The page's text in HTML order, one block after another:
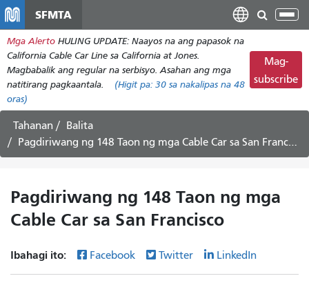
pangunahing
nilalaman
SFMTA
I-
ang
Mga Alerto HULING UPDATE: Naayos na ang papasok na
California Cable Car Line sa California at Jones.
Magbabalik ang regular na serbisyo. Asahan ang mga
natitirang pagkaantala.
(Higit pa: 30 sa nakalipas na 48
oras)
Mag-
subscribe
Tahanan
Balita
Pagdiriwang ng 148 Taon ng mga Cable Car sa San Francisco
Pagdiriwang ng 148 Taon ng mga
Cable Car sa San Francisco
Ibahagi ito: Facebook Twitter LinkedIn